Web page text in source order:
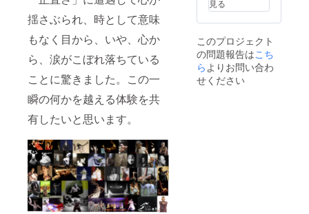
揺さぶられ、時として意味
もなく目から、いや、心か
ら、涙がこぼれ落ちている
ことに驚きました。この一
瞬の何かを越える体験を共
有したいと思います。
公演あ
たり９
度(お届
け予定
2022年
２月末
日）２
見る
このプロジェクト
の問題報告はこち
らよりお問い合わ
せください